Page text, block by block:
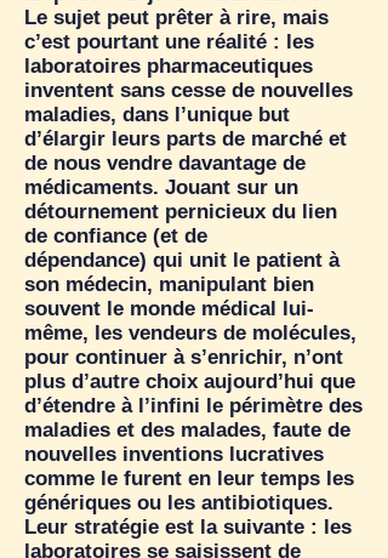
Le sujet peut prêter à rire, mais
c’est pourtant une réalité : les
laboratoires pharmaceutiques
inventent sans cesse de nouvelles
maladies, dans l’unique but
d’élargir leurs parts de marché et
de nous vendre davantage de
médicaments. Jouant sur un
détournement pernicieux du lien
de confiance (et de
dépendance) qui unit le patient à
son médecin, manipulant bien
souvent le monde médical lui-
même, les vendeurs de molécules,
pour continuer à s’enrichir, n’ont
plus d’autre choix aujourd’hui que
d’étendre à l’infini le périmètre des
maladies et des malades, faute de
nouvelles inventions lucratives
comme le furent en leur temps les
génériques ou les antibiotiques.
Leur stratégie est la suivante : les
laboratoires se saisissent de